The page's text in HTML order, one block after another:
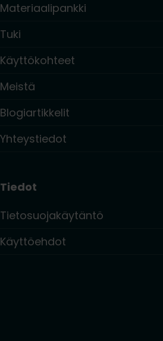
Materiaalipankki
Tuki
Käyttökohteet
Meistä
Blogiartikkelit
Yhteystiedot
Tiedot
Tietosuojakäytäntö
Käyttöehdot